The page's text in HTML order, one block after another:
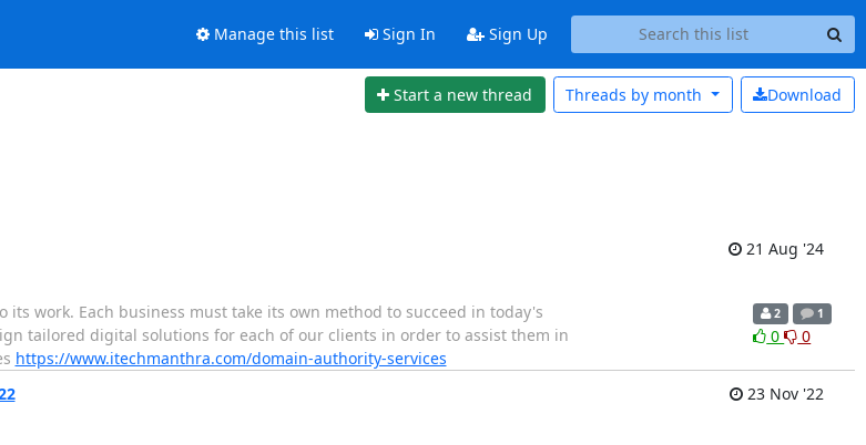
Manage this list Sign In Sign Up
Start a new thread Download
Threads by month
21 Aug '24
work. Each business must take its own method to succeed in today's
tailored digital solutions for each of our clients in order to assist them in
https://www.itechmanthra.com/domain-authority-services
2 1
0 0
23 Nov '22